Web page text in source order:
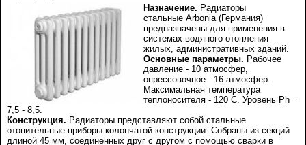
Назначение. Радиаторы
стальные Arbonia (Германия)
предназначены для применения в
системах водяного отопления
жилых, административных зданий.
Основные параметры. Рабочее
давление - 10 атмосфер,
опрессовочное - 16 атмосфер.
Максимальная температура
теплоносителя - 120 С. Уровень Ph =
7,5 - 8,5.
Конструкция. Радиаторы представляют собой стальные
отопительные приборы колончатой конструкции. Собраны из секций
длиной 45 мм, соединенных друг с другом с помощью сварки в